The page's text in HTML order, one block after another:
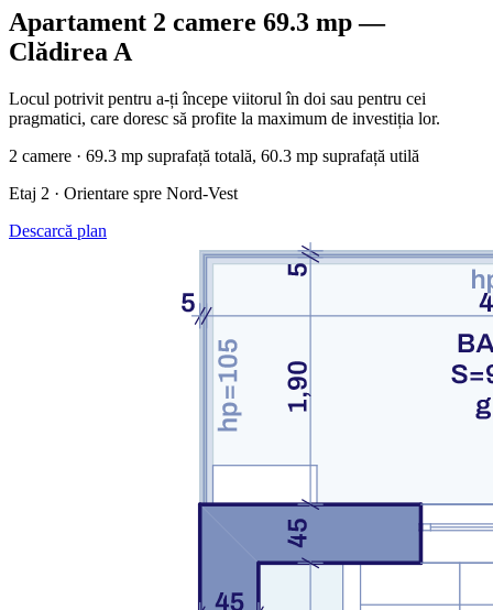
Apartament 2 camere 69.3 mp —
Clădirea A
Locul potrivit pentru a-ți începe viitorul în doi sau pentru cei
pragmatici, care doresc să profite la maximum de investiția lor.
2 camere · 69.3 mp suprafață totală, 60.3 mp suprafață utilă
Etaj 2 · Orientare spre Nord-Vest
Descarcă plan